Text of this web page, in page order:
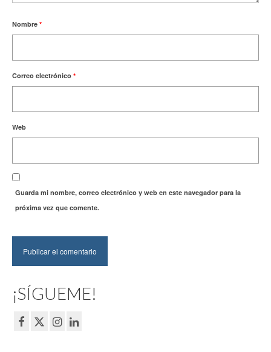
Nombre *
Correo electrónico *
Web
Guarda mi nombre, correo electrónico y web en este navegador para la
próxima vez que comente.
¡SÍGUEME!